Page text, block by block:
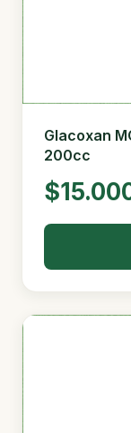
Glacoxan
200cc